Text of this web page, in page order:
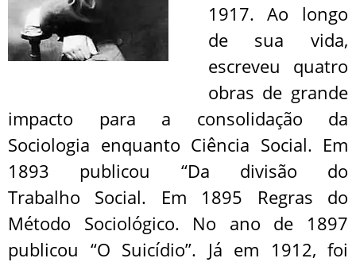
1917. Ao longo
de sua vida,
escreveu quatro
obras de grande
impacto para a consolidação da
Sociologia enquanto Ciência Social. Em
1893 publicou “Da divisão do
Trabalho Social. Em 1895 Regras do
Método Sociológico. No ano de 1897
publicou “O Suicídio”. Já em 1912, foi